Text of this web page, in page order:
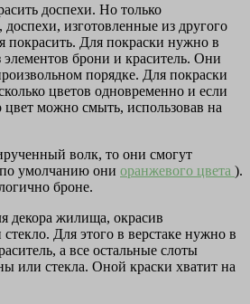
доспехи. Но только
изготовленные из другого
покрасить. Для покраски нужно в
брони и краситель. Они
порядке. Для покраски
цветов одновременно и если
цвет можно смыть, использовав на
волк, то они смогут
умолчанию они оранжевого цвета ).
броне.
декора жилища, окрасив
Для этого в верстаке нужно в
а все остальные слоты
или стекла. Оной краски хватит на